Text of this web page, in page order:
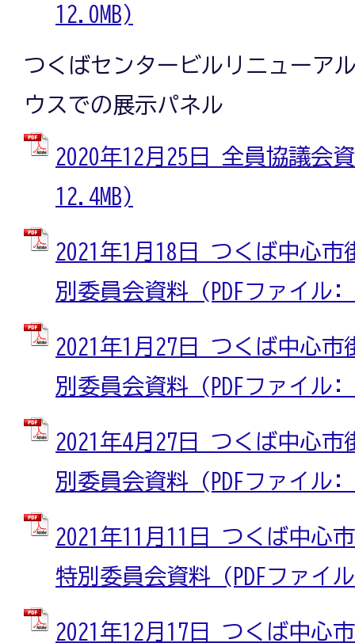
12.0MB)
つくばセンタービルリニューア
ウスでの展示パネル
2020年12月25日 全員協議会
12.4MB)
2021年1月18日 つくば中心
別委員会資料 (PDFファイル:
2021年1月27日 つくば中心
別委員会資料 (PDFファイル:
2021年4月27日 つくば中心
別委員会資料 (PDFファイル:
2021年11月11日 つくば中心
特別委員会資料 (PDFファイ
2021年12月17日 つくば中心